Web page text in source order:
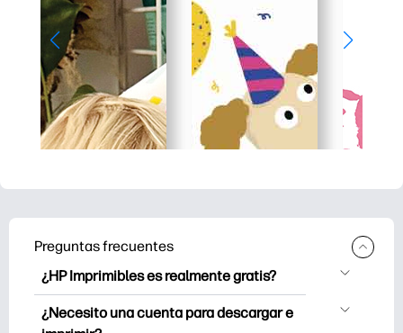
Preguntas frecuentes
¿HP Imprimibles es realmente gratis?
HP Printables ofrece más de 2.500
imprimibles gratuitos para descargar e
¿Necesito una cuenta para descargar e